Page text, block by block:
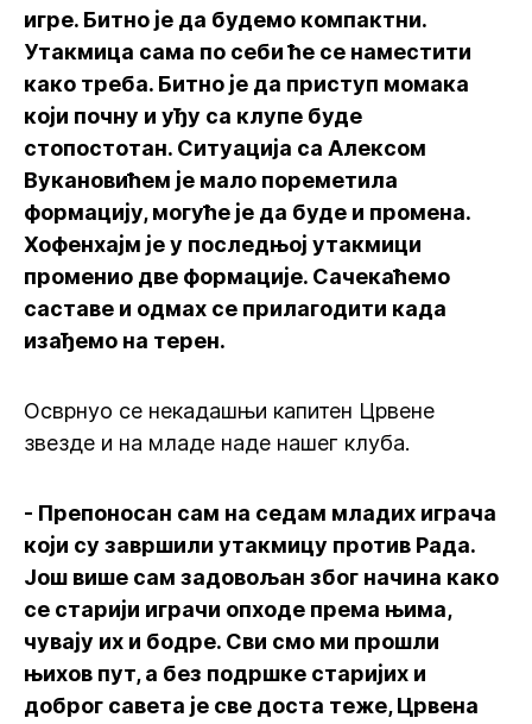
игре. Битно је да будемо компактни.
Утакмица сама по себи ће се наместити
како треба. Битно је да приступ момака
који почну и уђу са клупе буде
стопостотан. Ситуација са Алексом
Вукановићем је мало пореметила
формацију, могуће је да буде и промена.
Хофенхајм је у последњој утакмици
променио две формације. Сачекаћемо
саставе и одмах се прилагодити када
изађемо на терен.
Осврнуо се некадашњи капитен Црвене
звезде и на младе наде нашег клуба.
- Препоносан сам на седам младих играча
који су завршили утакмицу против Рада.
Још више сам задовољан због начина како
се старији играчи опходе према њима,
чувају их и бодре. Сви смо ми прошли
њихов пут, а без подршке старијих и
доброг савета је све доста теже, Црвена